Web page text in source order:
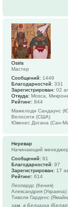
Osiris
Мастер
Сообщений: 1449
Благодарностей: 331
Зарегистрирован: 02
Откуда: Mosca,
Рейтинг: 844
Мамелоди Сандаунс
Велосити (США)
Ювенес Догана (Сан-
Неревар
Начинающий менеджер
Сообщений: 81
Благодарностей: 97
Зарегистрирован: 17
Рейтинг: 614
Леопардс (Кения)
Александрия (Украина)
Тиволи Гарденс
зам. в Белшина